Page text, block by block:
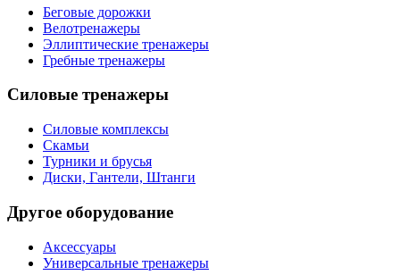
Беговые дорожки
Велотренажеры
Эллиптические тренажеры
Гребные тренажеры
Силовые тренажеры
Силовые комплексы
Скамьи
Турники и брусья
Диски, Гантели, Штанги
Другое оборудование
Аксессуары
Универсальные тренажеры